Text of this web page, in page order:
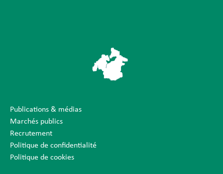
Publications & médias
Marchés publics
Recrutement
Politique de confidentialité
Politique de cookies